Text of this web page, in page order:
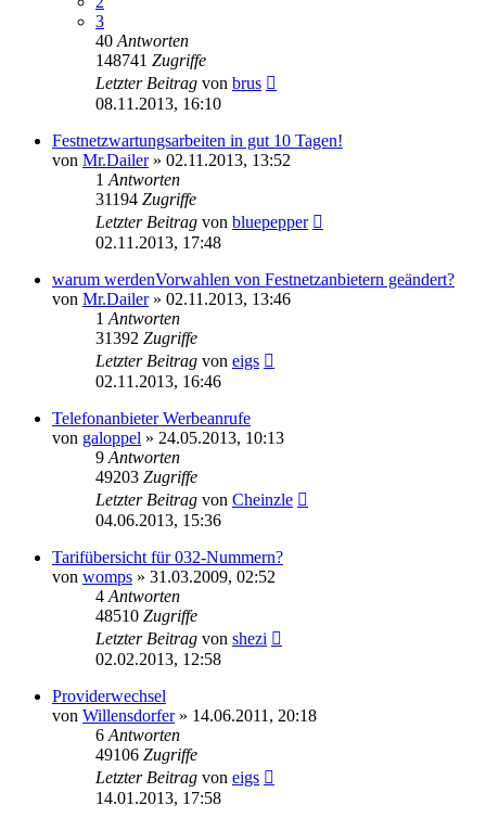
3
40 Antworten
148741 Zugriffe
Letzter Beitrag von brus
08.11.2013, 16:10
Festnetzwartungsarbeiten in gut 10 Tagen!
von Mr.Dailer» 02.11.2013, 13:52
1 Antworten
31194 Zugriffe
Letzter Beitrag von bluepepper
02.11.2013, 17:48
warum werdenVorwahlen von Festnetzanbietern geändert?
von Mr.Dailer» 02.11.2013, 13:46
1 Antworten
31392 Zugriffe
Letzter Beitrag von eigs
02.11.2013, 16:46
Telefonanbieter Werbeanrufe
von galoppel » 24.05.2013, 10:13
9 Antworten
49203 Zugriffe
Letzter Beitrag von Cheinzle
04.06.2013, 15:36
Tarifübersicht für 032-Nummern?
von womps » 31.03.2009, 02:52
4 Antworten
48510 Zugriffe
Letzter Beitrag von shezi
02.02.2013, 12:58
Providerwechsel
von Willensdorfer» 14.06.2011, 20:18
6 Antworten
49106 Zugriffe
Letzter Beitrag von eigs
14.01.2013, 17:58